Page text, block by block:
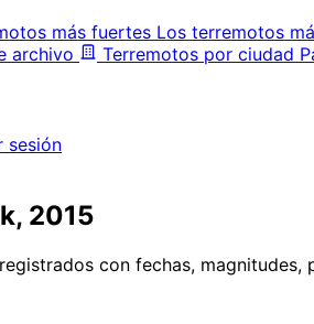
más fuertes Los terremotos
archivo Terremotos por ciudad
sesión
2015
con fechas,